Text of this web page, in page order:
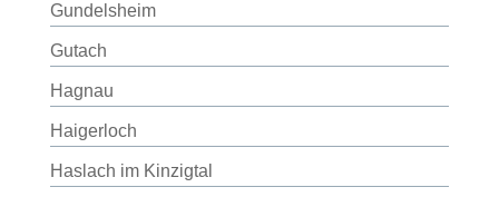
Gundelsheim
Gutach
Hagnau
Haigerloch
Haslach im Kinzigtal